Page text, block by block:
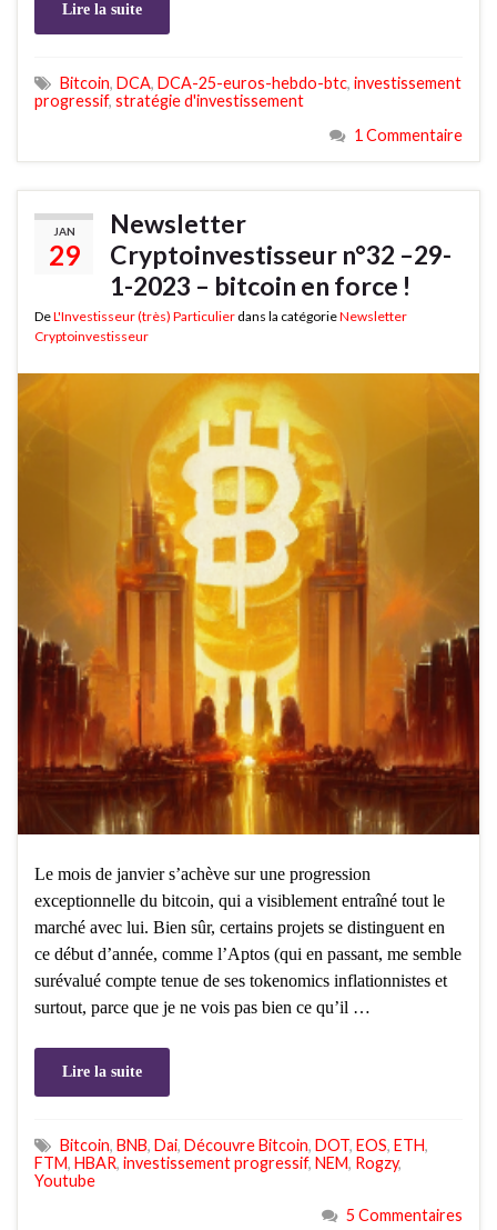
Lire la suite
Bitcoin, DCA, DCA-25-euros-hebdo-btc, investissement
progressif, stratégie d'investissement
1 Commentaire
JAN
29
Newsletter
Cryptoinvestisseur n°32 –29-
1-2023 – bitcoin en force !
DeL'Investisseur (très) Particulier dans la catégorieNewsletter
Cryptoinvestisseur
Le mois de janvier s’achève sur une progression
exceptionnelle du bitcoin, qui a visiblement entraîné tout le
marché avec lui. Bien sûr, certains projets se distinguent en
ce début d’année, comme l’Aptos (qui en passant, me semble
surévalué compte tenue de ses tokenomics inflationnistes et
surtout, parce que je ne vois pas bien ce qu’il …
Lire la suite
Bitcoin, BNB, Dai, Découvre Bitcoin, DOT, EOS, ETH,
FTM, HBAR, investissement progressif, NEM, Rogzy,
Youtube
5 Commentaires